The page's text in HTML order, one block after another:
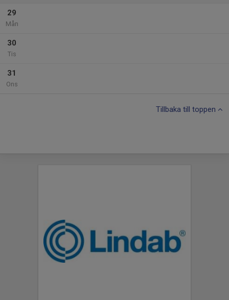
29
Mån
30
Tis
31
Ons
Tillbaka till toppen